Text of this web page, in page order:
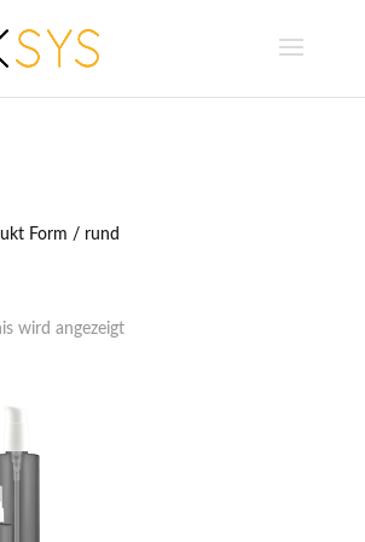
Form / rund
wird angezeigt